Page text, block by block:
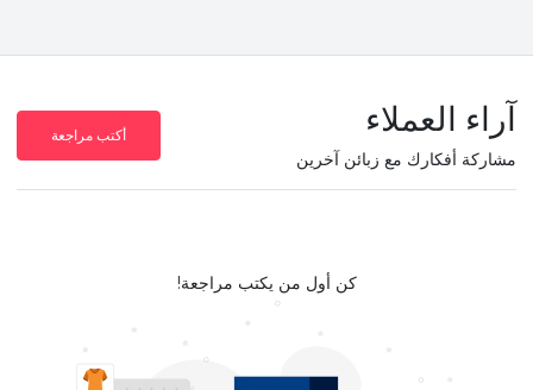
آراء العملاء
مشاركة أفكارك مع زبائن آخرين
أكتب مراجعة
كن أول من يكتب مراجعة!